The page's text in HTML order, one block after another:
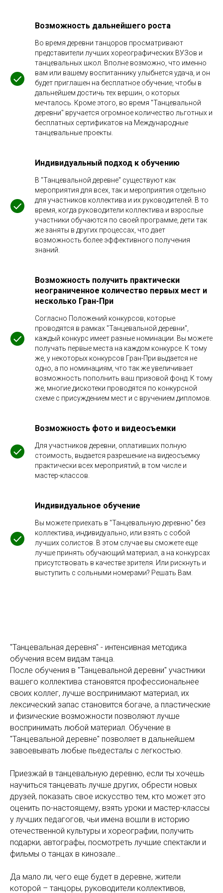
Возможность дальнейшего роста
Во время деревни танцоров просматривают
представители лучших хореографических ВУЗов и
танцевальных школ. Вполне возможно, что именно
вам или вашему воспитаннику улыбнется удача, и он
будет приглашен на бесплатное обучение, чтобы в
дальнейшем достичь тех вершин, о которых
мечталось. Кроме этого, во время "Танцевальной
деревни" вручается огромное количество льготных и
бесплатных сертификатов на Международные
танцевальные проекты.
Индивидуальный подход к обучению
В "Танцевальной деревне" существуют как
мероприятия для всех, так и мероприятия отдельно
для участников коллектива и их руководителей. В то
время, когда руководители коллектива и взрослые
участники обучаются по своей программе, дети так
же заняты в других процессах, что дает
возможность более эффективного получения
знаний.
Возможность получить практически
неограниченное количество первых мест и
несколько Гран-При
Согласно Положений конкурсов, которые
проводятся в рамках "Танцевальной деревни",
каждый конкурс имеет разные номинации. Вы можете
получать первые места на каждом конкурсе. К тому
же, у некоторых конкурсов Гран-При выдается не
одно, а по номинациям, что так же увеличивает
возможность пополнить ваш призовой фонд. К тому
же, многие дискотеки проводятся по конкурсной
схеме с присуждением мест и с вручением дипломов.
Возможность фото и видеосъемки
Для участников деревни, оплативших полную
стоимость, выдается разрешение на видеосъемку
практически всех мероприятий, в том числе и
мастер-классов.
Индивидуальное обучение
Вы можете приехать в "Танцевальную деревню" без
коллектива, индивидуально, или взять с собой
лучших солистов. В этом случае вы сможете еще
лучше принять обучающий материал, а на конкурсах
присутствовать в качестве зрителя. Или рискнуть и
выступить с сольными номерами? Решать Вам.
"Танцевальная деревня" - интенсивная методика
обучения всем видам танца.
После обучения в "Танцевальной деревни" участники
вашего коллектива становятся профессиональнее
своих коллег, лучше воспринимают материал, их
лексический запас становится богаче, а пластические
и физические возможности позволяют лучше
воспринимать любой материал. Обучение в
"Танцевальной деревне" позволяет в дальнейшем
завоевывать любые пьедесталы с легкостью.
Приезжай в танцевальную деревню, если ты хочешь
научиться танцевать лучше других, обрести новых
друзей, показать свое искусство тем, кто может это
оценить по-настоящему, взять уроки и мастер-классы
у лучших педагогов, чьи имена вошли в историю
отечественной культуры и хореографии, получить
подарки, автографы, посмотреть лучшие спектакли и
фильмы о танцах в кинозале…
Да мало ли, чего еще будет в деревне, жители
которой – танцоры, руководители коллективов,